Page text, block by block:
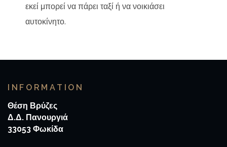
εκεί μπορεί να πάρει ταξί ή να νοικιάσει
αυτοκίνητο.
INFORMATION
Θέση Βρύζες
Δ.Δ. Πανουργιά
33053 Φωκίδα